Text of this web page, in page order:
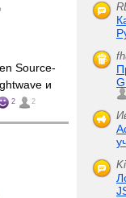
Source-
и
2 2